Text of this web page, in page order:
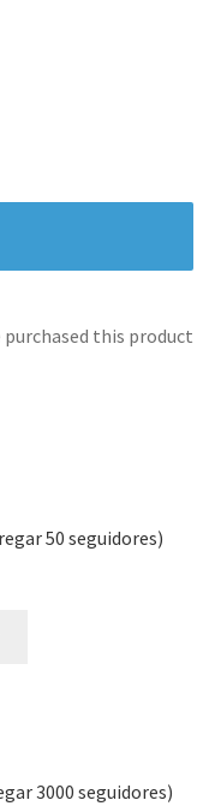
this product
50 seguidores)
3000 seguidores)